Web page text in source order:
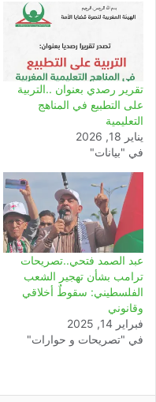
تقرير رصدي بعنوان ..التربية
على التطبيع في المناهج
التعليمية
يناير 18, 2026
في "بيانات"
عبد الصمد فتحي..تصريحات
ترامب بشأن تهجير الشعب
الفلسطيني: سقوطٌ أخلاقي
وقانوني
فبراير 14, 2025
في "تصريحات و حوارات"